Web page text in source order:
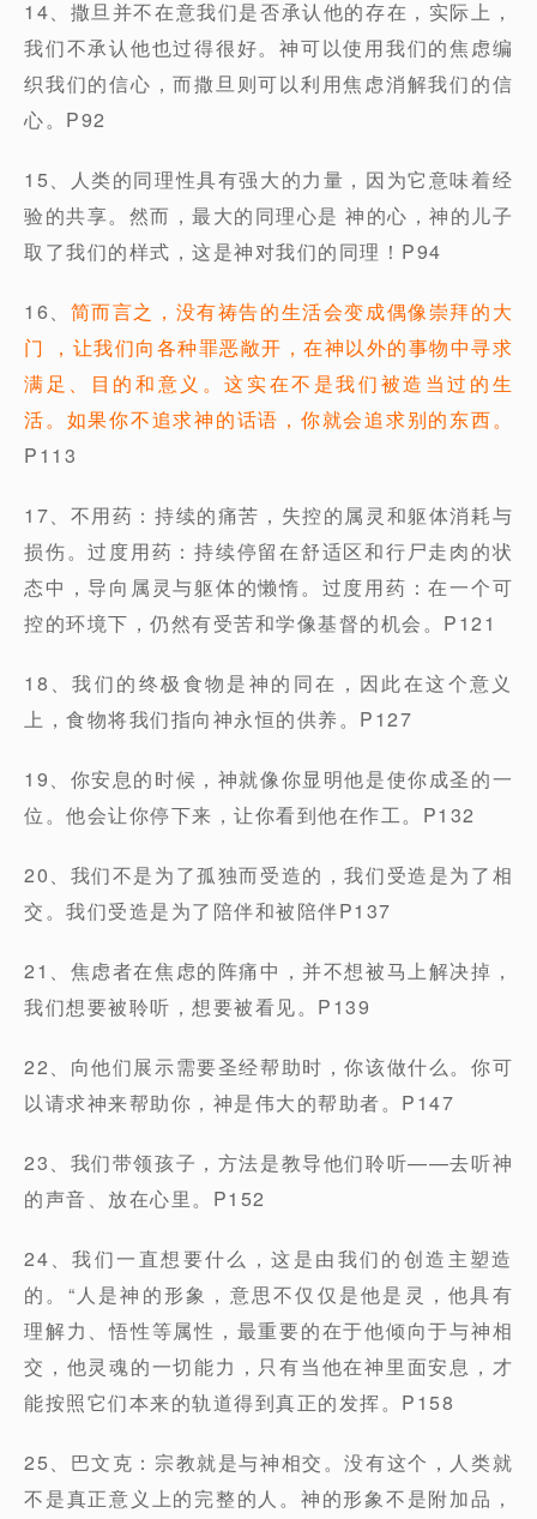
14、撒旦并不在意我们是否承认他的存在，实际上，
我们不承认他也过得很好。神可以使用我们的焦虑编
织我们的信心，而撒旦则可以利用焦虑消解我们的信
心。P92
15、人类的同理性具有强大的力量，因为它意味着经
验的共享。然而，最大的同理心是 神的心，神的儿子
取了我们的样式，这是神对我们的同理！P94
16、 简而言之，没有祷告的生活会变成偶像崇拜的大
门 ，让我们向各种罪恶敞开，在神以外的事物中寻求
满足、目的和意义。这实在不是我们被造当过的生
活。如果你不追求神的话语，你就会追求别的东西。
P113
17、不用药：持续的痛苦，失控的属灵和躯体消耗与
损伤。过度用药：持续停留在舒适区和行尸走肉的状
态中，导向属灵与躯体的懒惰。过度用药：在一个可
控的环境下，仍然有受苦和学像基督的机会。P121
18、我们的终极食物是神的同在，因此在这个意义
上，食物将我们指向神永恒的供养。P127
19、你安息的时候，神就像你显明他是使你成圣的一
位。他会让你停下来，让你看到他在作工。P132
20、我们不是为了孤独而受造的，我们受造是为了相
交。我们受造是为了陪伴和被陪伴P137
21、焦虑者在焦虑的阵痛中，并不想被马上解决掉，
我们想要被聆听，想要被看见。P139
22、向他们展示需要圣经帮助时，你该做什么。你可
以请求神来帮助你，神是伟大的帮助者。P147
23、我们带领孩子，方法是教导他们聆听——去听神
的声音、放在心里。P152
24、我们一直想要什么，这是由我们的创造主塑造
的。“人是神的形象，意思不仅仅是他是灵，他具有
理解力、悟性等属性，最重要的在于他倾向于与神相
交，他灵魂的一切能力，只有当他在神里面安息，才
能按照它们本来的轨道得到真正的发挥。P158
25、巴文克：宗教就是与神相交。没有这个，人类就
不是真正意义上的完整的人。神的形象不是附加品，